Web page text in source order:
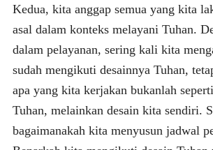
Kedua, kita anggap semua yang kita
asal dalam konteks melayani Tuhan.
dalam pelayanan, sering kali kita
sudah mengikuti desainnya Tuhan,
apa yang kita kerjakan bukanlah
Tuhan, melainkan desain kita sendiri.
bagaimanakah kita menyusun jadwal